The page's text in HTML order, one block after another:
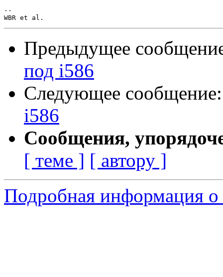
--
Предыдущее
под i586
Следующее
i586
Сообщения,
[ теме ] [ автору ]
Подробная информация о